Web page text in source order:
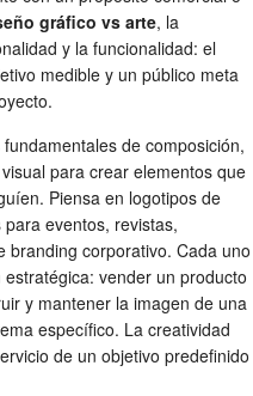
gráfico vs arte, la
y la funcionalidad: el
medible y un público meta
de composición,
para crear elementos que
Piensa en logotipos de
eventos, revistas,
branding corporativo. Cada uno
vender un producto
y mantener la imagen de una
específico. La creatividad
de un objetivo predefinido